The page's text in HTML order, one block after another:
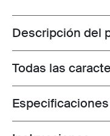
Descripción del
Todas las